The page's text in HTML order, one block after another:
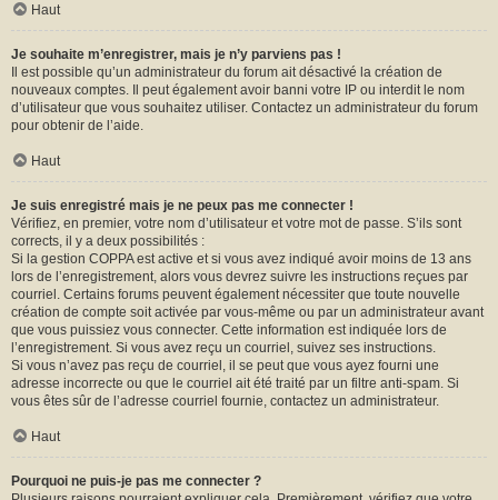
Haut
Je souhaite m’enregistrer, mais je n’y parviens pas !
Il est possible qu’un administrateur du forum ait désactivé la création de
nouveaux comptes. Il peut également avoir banni votre IP ou interdit le nom
d’utilisateur que vous souhaitez utiliser. Contactez un administrateur du forum
pour obtenir de l’aide.
Haut
Je suis enregistré mais je ne peux pas me connecter !
Vérifiez, en premier, votre nom d’utilisateur et votre mot de passe. S’ils sont
corrects, il y a deux possibilités :
Si la gestion COPPA est active et si vous avez indiqué avoir moins de 13 ans
lors de l’enregistrement, alors vous devrez suivre les instructions reçues par
courriel. Certains forums peuvent également nécessiter que toute nouvelle
création de compte soit activée par vous-même ou par un administrateur avant
que vous puissiez vous connecter. Cette information est indiquée lors de
l’enregistrement. Si vous avez reçu un courriel, suivez ses instructions.
Si vous n’avez pas reçu de courriel, il se peut que vous ayez fourni une
adresse incorrecte ou que le courriel ait été traité par un filtre anti-spam. Si
vous êtes sûr de l’adresse courriel fournie, contactez un administrateur.
Haut
Pourquoi ne puis-je pas me connecter ?